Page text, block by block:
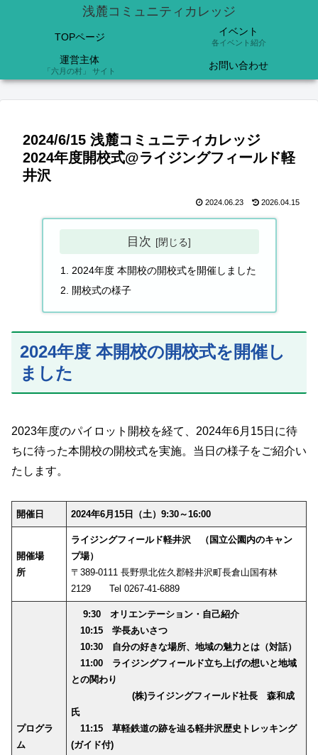
浅麓コミュニティカレッジ
TOPページ イベント
各イベント紹介
運営主体
「六月の村」 サイト お問い合わせ
2024/6/15 浅麓コミュニティカレッジ
2024年度開校式@ライジングフィールド軽
井沢
2024.06.23 2026.04.15
目次
2024年度 本開校の開校式を開催しました
開校式の様子
2024年度 本開校の開校式を開催し
ました
2023年度のパイロット開校を経て、2024年6月15日に待
ちに待った本開校の開校式を実施。当日の様子をご紹介い
たします。
開催日 2024年6月15日（土）9:30～16:00
開催場
所
ライジングフィールド軽井沢 （国立公園内のキャン
プ場）
〒389-0111 長野県北佐久郡軽井沢町長倉山国有林
2129 Tel 0267-41-6889
プログラ
ム
9:30 オリエンテーション・自己紹介
10:15 学長あいさつ
10:30 自分の好きな場所、地域の魅力とは（対話）
11:00 ライジングフィールド立ち上げの想いと地域
との関わり
(株)ライジングフィールド社長 森和成
氏
11:15 草軽鉄道の跡を辿る軽井沢歴史トレッキング
(ガイド付)